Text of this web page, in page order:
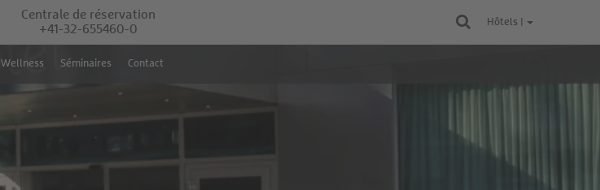
Centrale de réservation
+41-32-655460-0
Hôtels |
Wellness Séminaires Contact